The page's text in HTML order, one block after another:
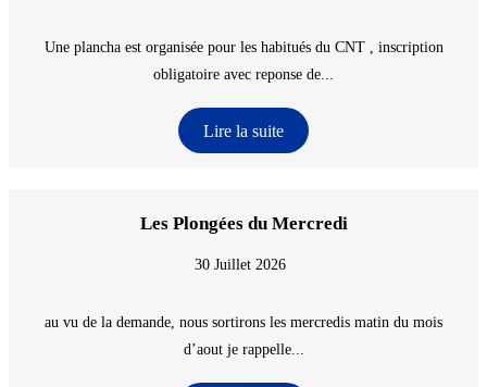
Une plancha est organisée pour les habitués du CNT , inscription
obligatoire avec reponse de...
Lire la suite
Les Plongées du Mercredi
30 Juillet 2026
au vu de la demande, nous sortirons les mercredis matin du mois
d’aout je rappelle...